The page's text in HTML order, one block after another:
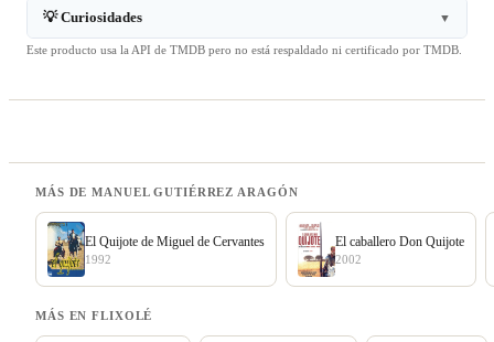
💡 Curiosidades ▼
Este producto usa la API de TMDB pero no está respaldado ni certificado por TMDB.
MÁS DE MANUEL GUTIÉRREZ ARAGÓN
El Quijote de Miguel de Cervantes
1992
El caballero Don Quijote
2002
MÁS EN FLIXOLÉ